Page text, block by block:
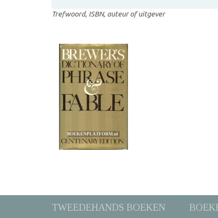
Trefwoord, ISBN, auteur of uitgever
TWEEDEHANDS BOEKEN